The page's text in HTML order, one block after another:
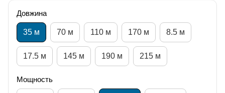
Довжина
35 м 70 м 110 м 170 м 8.5 м
17.5 м 145 м 190 м 215 м
Мощность